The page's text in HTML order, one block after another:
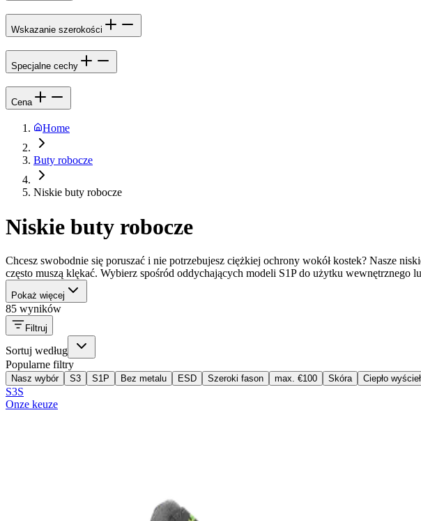
Wskazanie szerokości
Specjalne cechy
Cena
Home
Buty robocze
Niskie buty robocze
Niskie buty robocze
Chcesz swobodnie się poruszać i nie potrzebujesz ciężkiej ochrony wokół kostek? Nasze
często muszą klękać. Wybierz spośród oddychających modeli S1P do użytku wewnętrznego
Pokaż więcej
85 wyników
Filtruj
Sortuj według
Popularne filtry
Nasz wybór S3 S1P Bez metalu ESD Szeroki fason max. €100 Skóra Ciepło
S3S
Onze keuze